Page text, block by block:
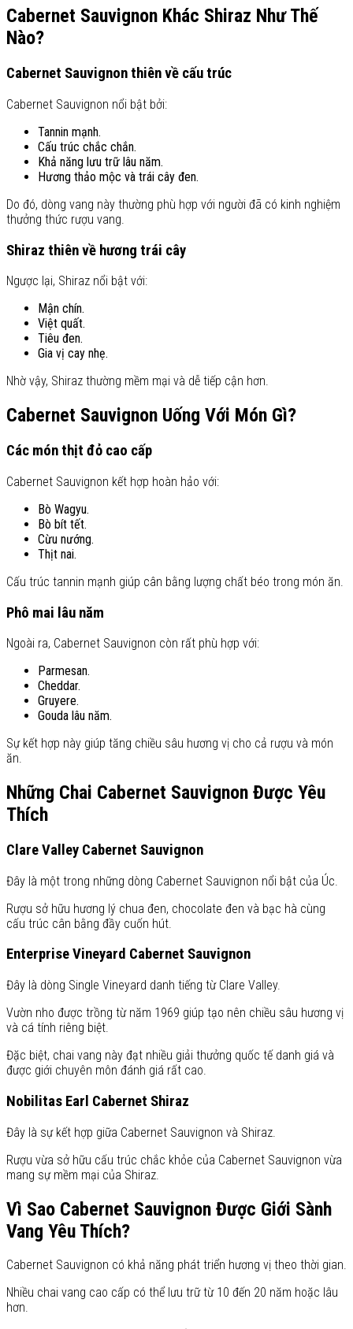
Cabernet Sauvignon Khác Shiraz Như Thế
Nào?
Cabernet Sauvignon thiên về cấu trúc
Cabernet Sauvignon nổi bật bởi:
Tannin mạnh.
Cấu trúc chắc chắn.
Khả năng lưu trữ lâu năm.
Hương thảo mộc và trái cây đen.
Do đó, dòng vang này thường phù hợp với người đã có kinh nghiệm
thưởng thức rượu vang.
Shiraz thiên về hương trái cây
Ngược lại, Shiraz nổi bật với:
Mận chín.
Việt quất.
Tiêu đen.
Gia vị cay nhẹ.
Nhờ vậy, Shiraz thường mềm mại và dễ tiếp cận hơn.
Cabernet Sauvignon Uống Với Món Gì?
Các món thịt đỏ cao cấp
Cabernet Sauvignon kết hợp hoàn hảo với:
Bò Wagyu.
Bò bít tết.
Cừu nướng.
Thịt nai.
Cấu trúc tannin mạnh giúp cân bằng lượng chất béo trong món ăn.
Phô mai lâu năm
Ngoài ra, Cabernet Sauvignon còn rất phù hợp với:
Parmesan.
Cheddar.
Gruyere.
Gouda lâu năm.
Sự kết hợp này giúp tăng chiều sâu hương vị cho cả rượu và món
ăn.
Những Chai Cabernet Sauvignon Được Yêu
Thích
Clare Valley Cabernet Sauvignon
Đây là một trong những dòng Cabernet Sauvignon nổi bật của Úc.
Rượu sở hữu hương lý chua đen, chocolate đen và bạc hà cùng
cấu trúc cân bằng đầy cuốn hút.
Enterprise Vineyard Cabernet Sauvignon
Đây là dòng Single Vineyard danh tiếng từ Clare Valley.
Vườn nho được trồng từ năm 1969 giúp tạo nên chiều sâu hương vị
và cá tính riêng biệt.
Đặc biệt, chai vang này đạt nhiều giải thưởng quốc tế danh giá và
được giới chuyên môn đánh giá rất cao.
Nobilitas Earl Cabernet Shiraz
Đây là sự kết hợp giữa Cabernet Sauvignon và Shiraz.
Rượu vừa sở hữu cấu trúc chắc khỏe của Cabernet Sauvignon vừa
mang sự mềm mại của Shiraz.
Vì Sao Cabernet Sauvignon Được Giới Sành
Vang Yêu Thích?
Cabernet Sauvignon có khả năng phát triển hương vị theo thời gian.
Nhiều chai vang cao cấp có thể lưu trữ từ 10 đến 20 năm hoặc lâu
hơn.